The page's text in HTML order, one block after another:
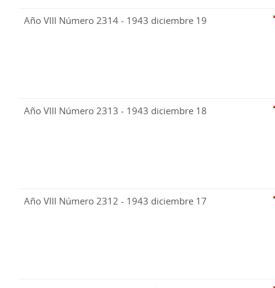
Año VIII Número 2314 - 1943 diciembre 19
Año VIII Número 2313 - 1943 diciembre 18
Año VIII Número 2312 - 1943 diciembre 17